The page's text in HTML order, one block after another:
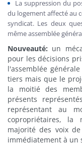
La suppression du
du logement affecté au
syndicat. Les deux
même assemblée
Nouveauté: un
pour les décisions
l'assemblée
tiers mais que le
la moitié des
présents
représentant au
copropriétaires, la
majorité des voix
immédiatement à un